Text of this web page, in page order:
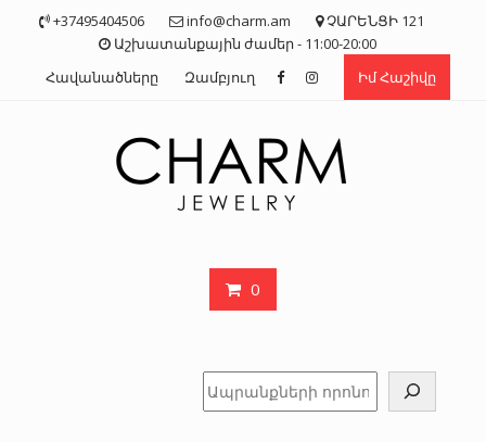
+37495404506 info@charm.am
ՉԱՐԵՆՑԻ 121
Աշխատանքային ժամեր - 11:00-20:00
Հավանածները
Զամբյուղ Իմ Հաշիվը
0
Որոնել